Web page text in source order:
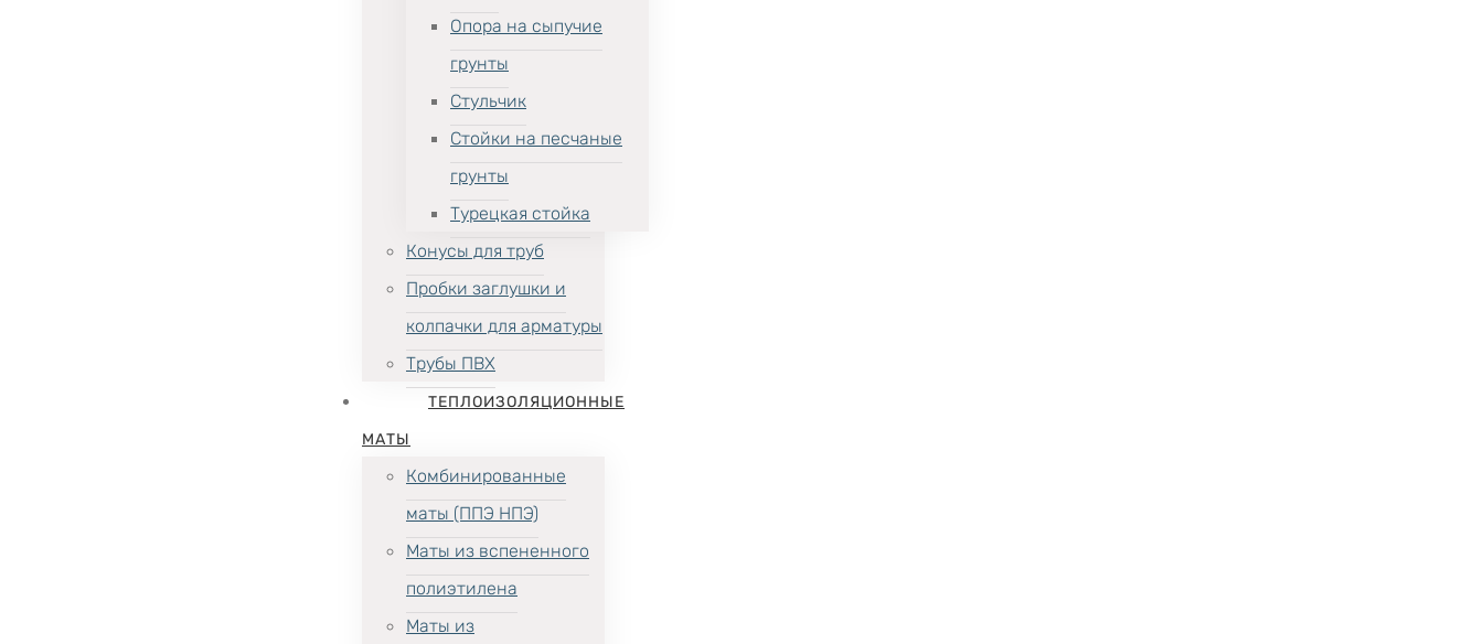
Опора на сыпучие
грунты
Стульчик
Стойки на песчаные
грунты
Турецкая стойка
Конусы для труб
Пробки заглушки и
колпачки для арматуры
Трубы ПВХ
ТЕПЛОИЗОЛЯЦИОННЫЕ
МАТЫ
Комбинированные
маты (ППЭ НПЭ)
Маты из вспененного
полиэтилена
Маты из